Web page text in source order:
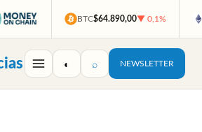
BTC$64.890,00▼ 0,1%
◐ ⌕ NEWSLETTER